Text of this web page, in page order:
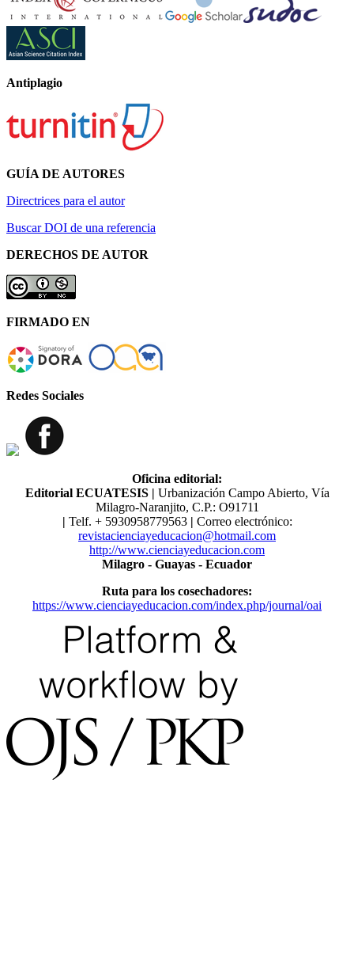
Antiplagio
GUÍA DE AUTORES
Directrices para el autor
Buscar DOI de una referencia
DERECHOS DE AUTOR
FIRMADO EN
Redes Sociales
Oficina editorial:
Editorial ECUATESIS | Urbanización Campo Abierto, Vía
Milagro-Naranjito, C.P.: O91711
| Telf. ​​+ 5930958779563 | Correo electrónico:
revistacienciayeducacion@hotmail.com
http://www.cienciayeducacion.com
Milagro - Guayas - Ecuador
Ruta para los cosechadores:
https://www.cienciayeducacion.com/index.php/journal/oai